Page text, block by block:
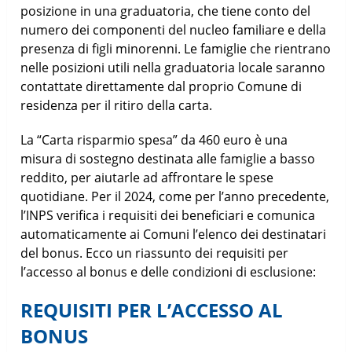
posizione in una graduatoria, che tiene conto del
numero dei componenti del nucleo familiare e della
presenza di figli minorenni. Le famiglie che rientrano
nelle posizioni utili nella graduatoria locale saranno
contattate direttamente dal proprio Comune di
residenza per il ritiro della carta.
La “Carta risparmio spesa” da 460 euro è una
misura di sostegno destinata alle famiglie a basso
reddito, per aiutarle ad affrontare le spese
quotidiane. Per il 2024, come per l’anno precedente,
l’INPS verifica i requisiti dei beneficiari e comunica
automaticamente ai Comuni l’elenco dei destinatari
del bonus. Ecco un riassunto dei requisiti per
l’accesso al bonus e delle condizioni di esclusione:
REQUISITI PER L’ACCESSO AL
BONUS